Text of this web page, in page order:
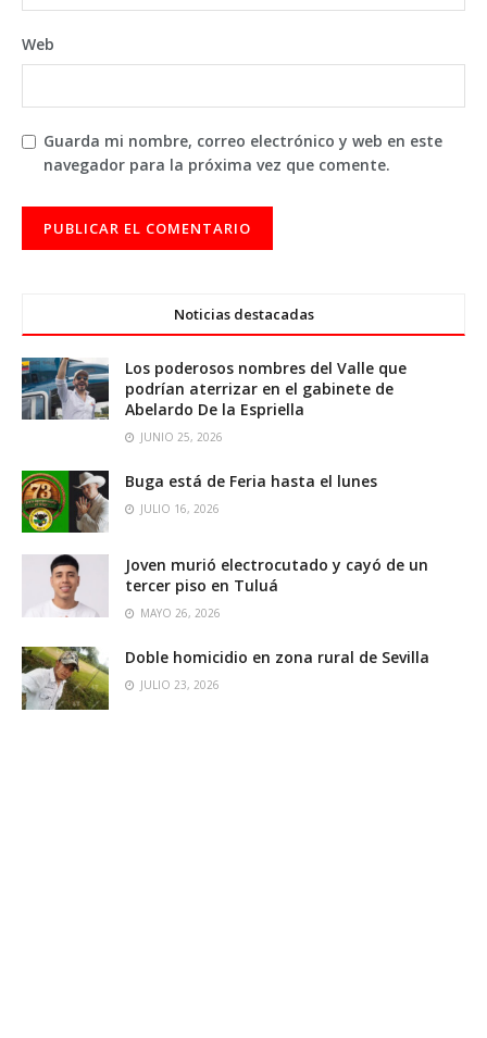
Web
Guarda mi nombre, correo electrónico y web en este
navegador para la próxima vez que comente.
Noticias destacadas
Los poderosos nombres del Valle que
podrían aterrizar en el gabinete de
Abelardo De la Espriella
JUNIO 25, 2026
Buga está de Feria hasta el lunes
JULIO 16, 2026
Joven murió electrocutado y cayó de un
tercer piso en Tuluá
MAYO 26, 2026
Doble homicidio en zona rural de Sevilla
JULIO 23, 2026